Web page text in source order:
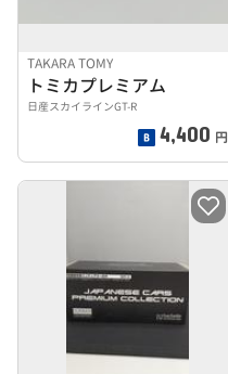
TAKARA TOMY
トミカプレミアム
日産スカイラインGT-R
4,400 円